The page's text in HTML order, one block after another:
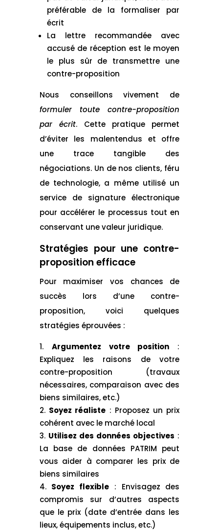
préférable de la formaliser par
écrit
La lettre recommandée avec
accusé de réception est le moyen
le plus sûr de transmettre une
contre-proposition
Nous conseillons vivement de
formuler toute contre-proposition
par écrit. Cette pratique permet
d’éviter les malentendus et offre
une trace tangible des
négociations. Un de nos clients, féru
de technologie, a même utilisé un
service de signature électronique
pour accélérer le processus tout en
conservant une valeur juridique.
Stratégies pour une contre-
proposition efficace
Pour maximiser vos chances de
succès lors d’une contre-
proposition, voici quelques
stratégies éprouvées :
Argumentez votre position :
Expliquez les raisons de votre
contre-proposition (travaux
nécessaires, comparaison avec des
biens similaires, etc.)
Soyez réaliste : Proposez un prix
cohérent avec le marché local
Utilisez des données objectives :
La base de données PATRIM peut
vous aider à comparer les prix de
biens similaires
Soyez flexible : Envisagez des
compromis sur d’autres aspects
que le prix (date d’entrée dans les
lieux, équipements inclus, etc.)